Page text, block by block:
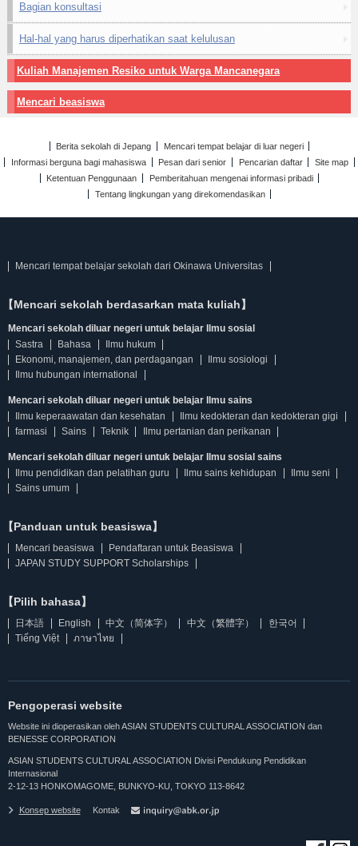
Bagian konsultasi
Hal-hal yang harus diperhatikan saat kelulusan
Kuliah Manajemen Resiko untuk Warga Mancanegara
Mencari beasiswa
Berita sekolah di Jepang
Mencari tempat belajar di luar negeri
Informasi berguna bagi mahasiswa
Pesan dari senior Pencarian daftar
Site map
Ketentuan Penggunaan
Pemberitahuan mengenai informasi pribadi
Tentang lingkungan yang direkomendasikan
Mencari tempat belajar sekolah dari Okinawa Universitas
【Mencari sekolah berdasarkan mata kuliah】
Mencari sekolah diluar negeri untuk belajar Ilmu sosial
Sastra
Bahasa
Ilmu hukum
Ekonomi, manajemen, dan perdagangan
Ilmu sosiologi
Ilmu hubungan international
Mencari sekolah diluar negeri untuk belajar Ilmu sains
Ilmu keperaawatan dan kesehatan
Ilmu kedokteran dan kedokteran gigi
farmasi
Sains Teknik Ilmu pertanian dan perikanan
Mencari sekolah diluar negeri untuk belajar Ilmu sosial sains
Ilmu pendidikan dan pelatihan guru
Ilmu sains kehidupan
Ilmu seni
Sains umum
【Panduan untuk beasiswa】
Mencari beasiswa
Pendaftaran untuk Beasiswa
JAPAN STUDY SUPPORT Scholarships
【Pilih bahasa】
日本語 English 中文（简体字） 中文（繁體字）
한국어
Tiếng Việt
ภาษาไทย
Pengoperasi website
Website ini dioperasikan oleh ASIAN STUDENTS CULTURAL ASSOCIATION dan
BENESSE CORPORATION
ASIAN STUDENTS CULTURAL ASSOCIATION Divisi Pendukung Pendidikan
Internasional
2-12-13 HONKOMAGOME, BUNKYO-KU, TOKYO 113-8642
Konsep website Kontak